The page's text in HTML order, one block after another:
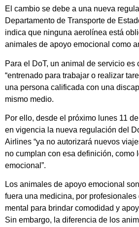
El cambio se debe a una nueva
Departamento de Transporte de
indica que ninguna aerolínea está
animales de apoyo emocional como
Para el DoT, un animal de servicio es
“entrenado para trabajar o realizar
una persona calificada con una
mismo medio.
Por ello, desde el próximo lunes 11
en vigencia la nueva regulación del
Airlines “ya no autorizará nuevos
no cumplan con esa definición, como
emocional”.
Los animales de apoyo emocional
fuera una medicina, por profesionales
mental para brindar comodidad y
Sin embargo, la diferencia de los